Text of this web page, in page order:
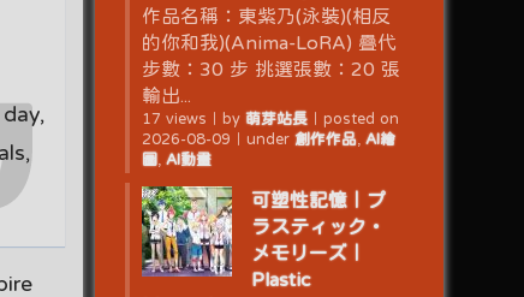
作品名稱：東紫乃(泳裝)(相反
的你和我)(Anima-LoRA) 疊代
步數：30 步 挑選張數：20 張
輸出...
17 views by 萌芽站長｜ posted on
2026-08-09
under 創作作品, AI繪
圖, AI動畫
可塑性記憶｜プ
ラスティック・
メモリーズ｜
Plastic